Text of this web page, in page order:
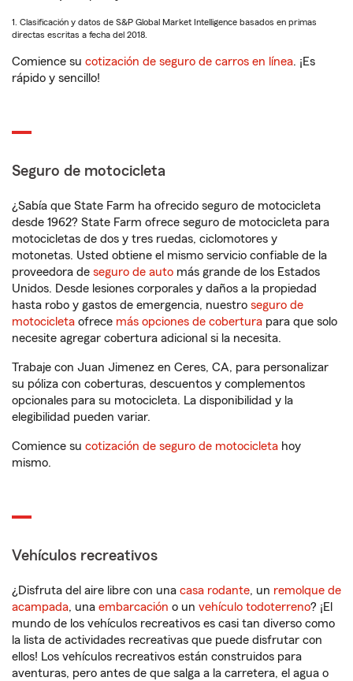
1. Clasificación y datos de S&P Global Market Intelligence basados en primas
directas escritas a fecha del 2018.
Comience su cotización de seguro de carros en línea. ¡Es
rápido y sencillo!
Seguro de motocicleta
¿Sabía que State Farm ha ofrecido seguro de motocicleta
desde 1962? State Farm ofrece seguro de motocicleta para
motocicletas de dos y tres ruedas, ciclomotores y
motonetas. Usted obtiene el mismo servicio confiable de la
proveedora de seguro de auto más grande de los Estados
Unidos. Desde lesiones corporales y daños a la propiedad
hasta robo y gastos de emergencia, nuestro seguro de
motocicleta ofrece más opciones de cobertura para que solo
necesite agregar cobertura adicional si la necesita.
Trabaje con Juan Jimenez en Ceres, CA, para personalizar
su póliza con coberturas, descuentos y complementos
opcionales para su motocicleta. La disponibilidad y la
elegibilidad pueden variar.
Comience su cotización de seguro de motocicleta hoy
mismo.
Vehículos recreativos
¿Disfruta del aire libre con una casa rodante, un remolque de
acampada, una embarcación o un vehículo todoterreno? ¡El
mundo de los vehículos recreativos es casi tan diverso como
la lista de actividades recreativas que puede disfrutar con
ellos! Los vehículos recreativos están construidos para
aventuras, pero antes de que salga a la carretera, el agua o